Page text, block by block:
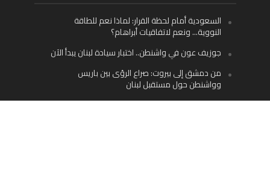
السعودية أمام لحظة القرار: لماذا نعم للطاقة
النووية… ونعم لاتفاقيات أبراهام؟
جوزيف عون في واشنطن.. اختبار سيادة لبنان يبدأ الآن
من دمشق إلى بيروت: صراع الرؤى بين باريس
وواشنطن حول مستقبل لبنان
اليسار اللبناني «اليقظ» وسيادة الدولة: لماذا يُعدّ نزع